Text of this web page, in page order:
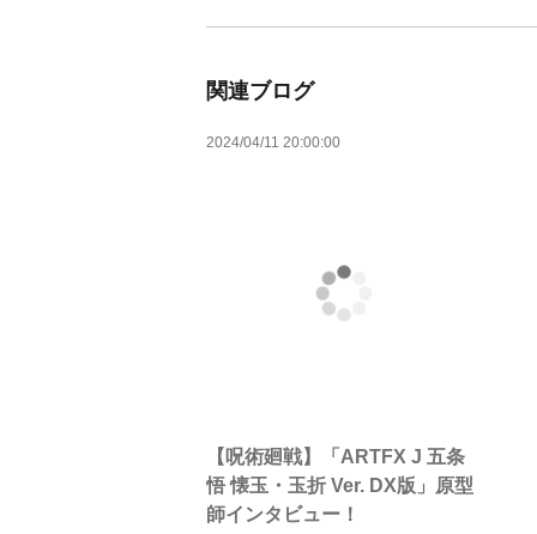
関連ブログ
2024/04/11 20:00:00
【呪術廻戦】「ARTFX J 五条
悟 懐玉・玉折 Ver. DX版」原型
師インタビュー！